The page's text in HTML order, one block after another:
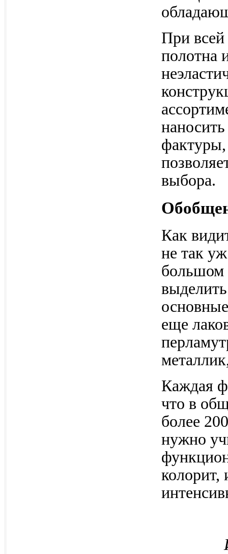
При всей
полотна
фактуры,
выбора.
Как
не так
большом
еще
Каждая
что в
более
нужно
колорит,